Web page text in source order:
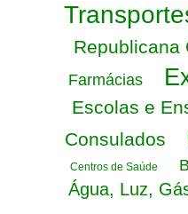
Republicana
Farmácias
Escolas e
Consulados
Centros de Saúde
Água, Luz,